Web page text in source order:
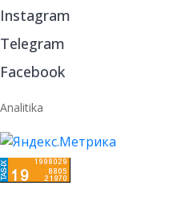
Ijtimoiy tarmoqlarda
Telegram
Facebook
Analitika